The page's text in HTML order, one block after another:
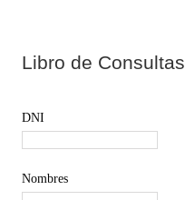
Libro de Consultas
DNI
Nombres